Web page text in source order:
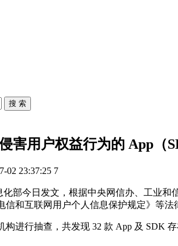
搜 索
害用户权益行为的 App（
02 23:37:25 7
化部今日发文，根据中央网信办、工业
信和互联网用户个人信息保护规定》等
进行抽查，共发现 32 款 App 及 SDK